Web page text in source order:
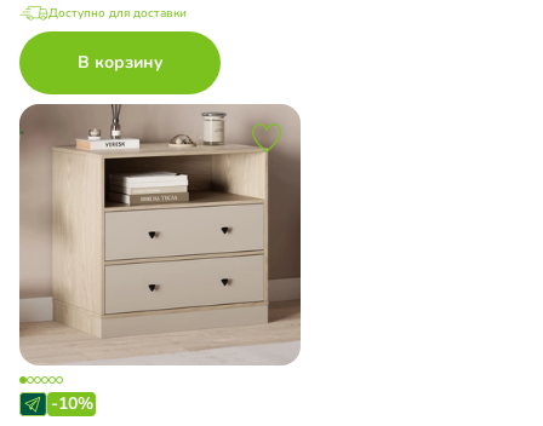
Доступно для доставки
В корзину
-10%